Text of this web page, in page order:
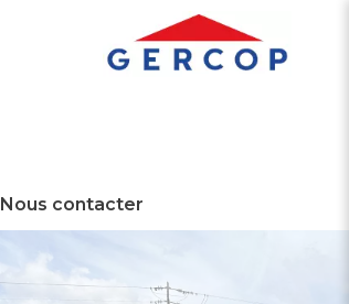
Nous contacter